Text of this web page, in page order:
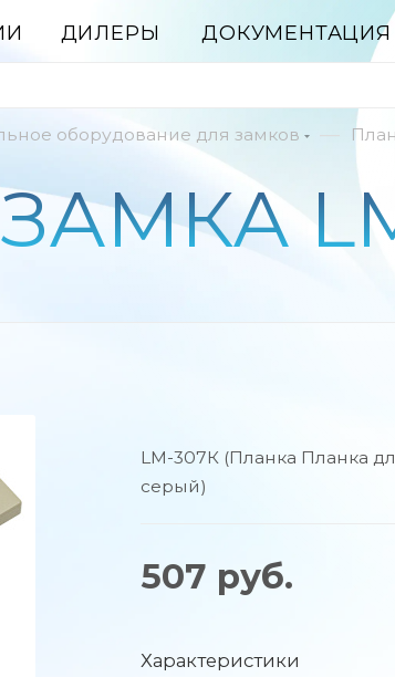
ДИЛЕРЫ ДОКУМЕНТАЦИЯ
оборудование для замков —
LM-307К (Планка Планка
серый)
507 руб.
Характеристики